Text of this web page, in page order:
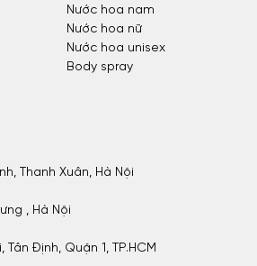
Nước hoa nam
Nước hoa nữ
Nước hoa unisex
Body spray
Thanh Xuân, Hà Nội
, Hà Nội
Tân Định, Quận 1, TP.HCM